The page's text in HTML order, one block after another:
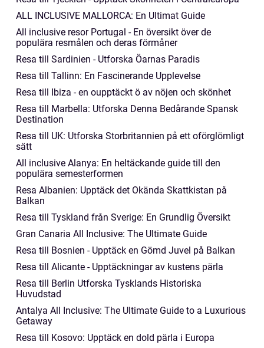
ALL INCLUSIVE MALLORCA: En Ultimat Guide
All inclusive resor Portugal - En översikt över de
populära resmålen och deras förmåner
Resa till Sardinien - Utforska Öarnas Paradis
Resa till Tallinn: En Fascinerande Upplevelse
Resa till Ibiza - en oupptäckt ö av nöjen och skönhet
Resa till Marbella: Utforska Denna Bedårande Spansk
Destination
Resa till UK: Utforska Storbritannien på ett oförglömligt
sätt
All inclusive Alanya: En heltäckande guide till den
populära semesterformen
Resa Albanien: Upptäck det Okända Skattkistan på
Balkan
Resa till Tyskland från Sverige: En Grundlig Översikt
Gran Canaria All Inclusive: The Ultimate Guide
Resa till Bosnien - Upptäck en Gömd Juvel på Balkan
Resa till Alicante - Upptäckningar av kustens pärla
Resa till Berlin Utforska Tysklands Historiska
Huvudstad
Antalya All Inclusive: The Ultimate Guide to a Luxurious
Getaway
Resa till Kosovo: Upptäck en dold pärla i Europa